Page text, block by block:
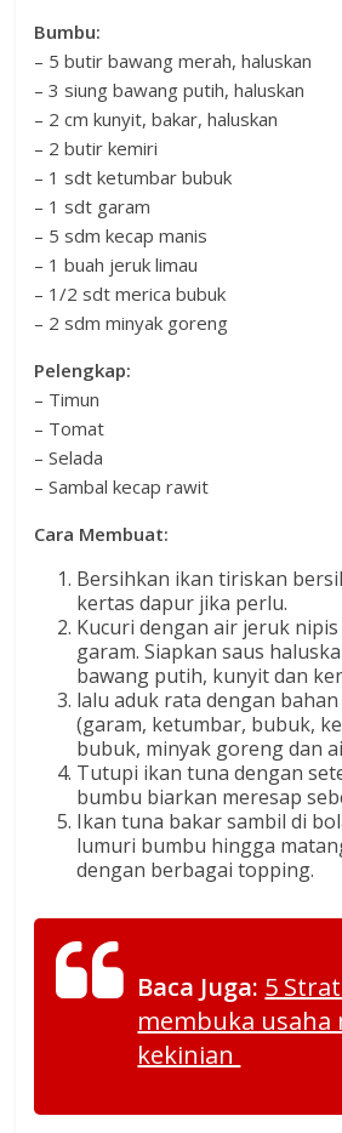
Bumbu:
– 5 butir bawang merah, haluskan
– 3 siung bawang putih, haluskan
– 2 cm kunyit, bakar, haluskan
– 2 butir kemiri
– 1 sdt ketumbar bubuk
– 1 sdt garam
– 5 sdm kecap manis
– 1 buah jeruk limau
– 1/2 sdt merica bubuk
– 2 sdm minyak goreng
Pelengkap:
– Timun
– Tomat
– Selada
– Sambal kecap rawit
Cara Membuat:
Bersihkan ikan tiriskan
kertas dapur jika perlu.
Kucuri dengan air jeruk
garam. Siapkan saus
bawang putih, kunyit dan
lalu aduk rata dengan
(garam, ketumbar, bubuk,
bubuk, minyak goreng dan
Tutupi ikan tuna dengan
bumbu biarkan meresap
Ikan tuna bakar sambil di
lumuri bumbu hingga
dengan berbagai topping.
Baca Juga: 5
membuka usaha
kekinian